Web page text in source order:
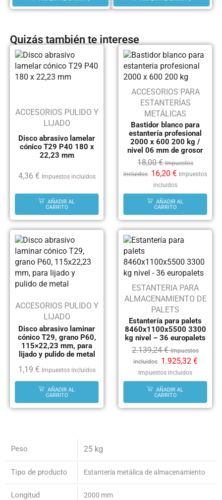
Quizás también te interese
ACCESORIOS PULIDO Y
LIJADO
Disco abrasivo lamelar
cónico T29 P40 180 x
22,23 mm
4,36 € Impuestos incluidos
AÑADIR AL
CARRITO
ACCESORIOS PARA
ESTANTERÍAS
METÁLICAS
Bastidor blanco para
estantería profesional
2000 x 600 200 kg /
nivel 06 mm de grosor
18,00€ Impuestos
incluidos 16,20 € Impuestos
incluidos
AÑADIR AL
CARRITO
ACCESORIOS PULIDO Y
LIJADO
Disco abrasivo laminar
cónico T29, grano P60,
115×22,23 mm, para
lijado y pulido de metal
1,19 € Impuestos incluidos
AÑADIR AL
CARRITO
ESTANTERIA PARA
ALMACENAMIENTO DE
PALETS
Estantería para palets
8460x1100x5500 3300
kg nivel – 36 europalets
2.139,24€ Impuestos
incluidos
1.925,32 €
Impuestos incluidos
AÑADIR AL
CARRITO
Peso 25 kg
Tipo de producto Estantería metálica de almacenamiento
Longitud 2000 mm